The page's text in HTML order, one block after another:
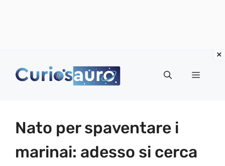
Menu
Nato per spaventare i
marinai: adesso si cerca